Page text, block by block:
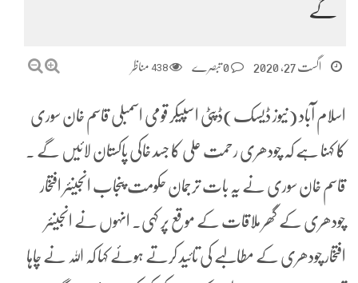
گے
اگست 27, 2020 438 مناظر
اسلام آباد (نیوز ڈیسک)ڈپٹی اسپیکر قومی اسمبلی قاسم خان سوری
کا کہنا ہے کہ چودھری رحمت علی کا جسد خاکی پاکستان لائیں گے ۔
قاسم خان سوری نے یہ بات ترجمان حکومت پنجاب انجینئر افتخار
چودھری کے گھر ملاقات کے موقع پر کہی۔ انہوں نے انجینئر
افتخار چودھری کے مطالبے کی تائید کرتے ہوئے کہا کہ اللہ نے چاہا